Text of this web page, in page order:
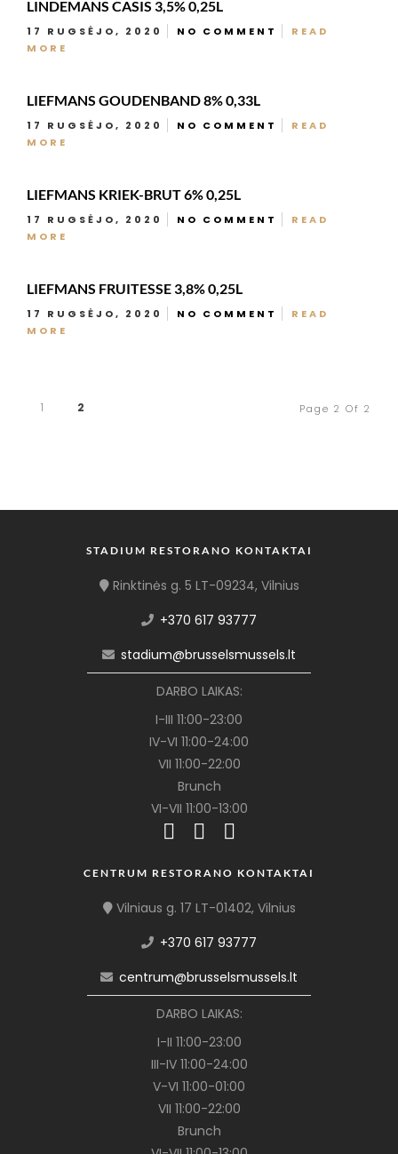
LINDEMANS CASIS 3,5% 0,25L
17 RUGSĖJO, 2020 NO COMMENT
READ
MORE
LIEFMANS GOUDENBAND 8% 0,33L
17 RUGSĖJO, 2020 NO COMMENT
READ
MORE
LIEFMANS KRIEK-BRUT 6% 0,25L
17 RUGSĖJO, 2020 NO COMMENT
READ
MORE
LIEFMANS FRUITESSE 3,8% 0,25L
17 RUGSĖJO, 2020 NO COMMENT
READ
MORE
1 2 Page 2 Of 2
STADIUM RESTORANO KONTAKTAI
Rinktinės g. 5 LT-09234, Vilnius
+370 617 93777
stadium@brusselsmussels.lt
DARBO LAIKAS:
I-III 11:00-23:00
IV-VI 11:00-24:00
VII 11:00-22:00
Brunch
VI-VII 11:00-13:00
CENTRUM RESTORANO KONTAKTAI
Vilniaus g. 17 LT-01402, Vilnius
+370 617 93777
centrum@brusselsmussels.lt
DARBO LAIKAS:
I-II 11:00-23:00
III-IV 11:00-24:00
V-VI 11:00-01:00
VII 11:00-22:00
Brunch